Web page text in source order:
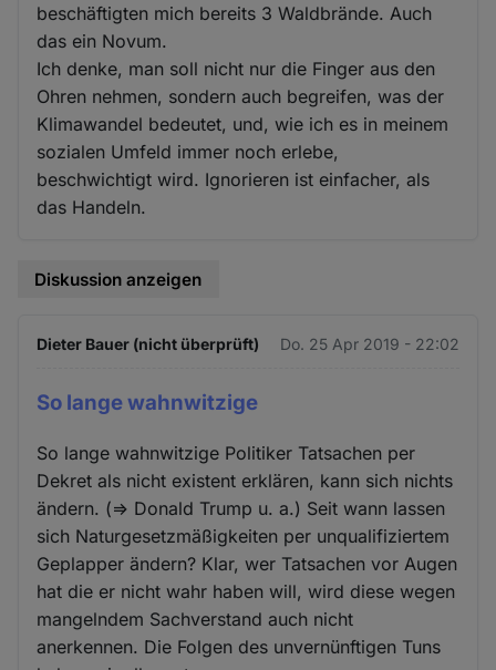
beschäftigten mich bereits 3 Waldbrände. Auch
das ein Novum.
Ich denke, man soll nicht nur die Finger aus den
Ohren nehmen, sondern auch begreifen, was der
Klimawandel bedeutet, und, wie ich es in meinem
sozialen Umfeld immer noch erlebe,
beschwichtigt wird. Ignorieren ist einfacher, als
das Handeln.
Diskussion anzeigen
Dieter Bauer (nicht überprüft) Do. 25 Apr 2019 - 22:02
So lange wahnwitzige
So lange wahnwitzige Politiker Tatsachen per
Dekret als nicht existent erklären, kann sich nichts
ändern. (=> Donald Trump u. a.) Seit wann lassen
sich Naturgesetzmäßigkeiten per unqualifiziertem
Geplapper ändern? Klar, wer Tatsachen vor Augen
hat die er nicht wahr haben will, wird diese wegen
mangelndem Sachverstand auch nicht
anerkennen. Die Folgen des unvernünftigen Tuns